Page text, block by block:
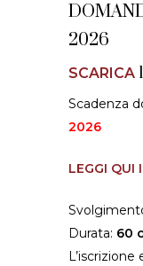
2026
SCARICA
Scadenza
2026
LEGGI QUI
Durata: 60
L’iscrizione